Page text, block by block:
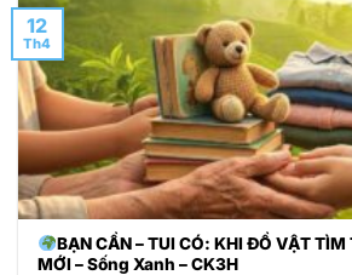
BẠN CẦN – TUI CÓ: KHI ĐỒ VẬT TÌM
MỚI – Sống Xanh – CK3H
12
Th4